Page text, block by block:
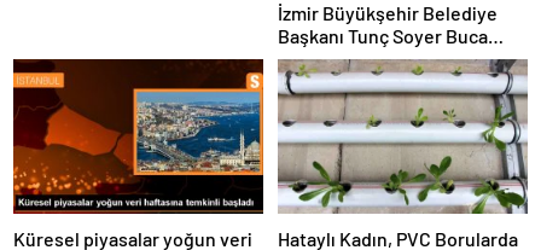
İzmir Büyükşehir Belediye
Başkanı Tunç Soyer Buca
Onat Tüneli çalışmalarını
inceledi
Küresel piyasalar yoğun veri
Hataylı Kadın, PVC Borularda